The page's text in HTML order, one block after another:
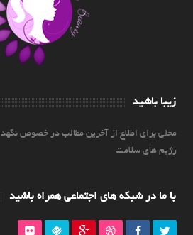
زیبا باشید
محلی برای اطلاع از آخرین مطالب در خصوص
رژیم های سلامت
با ما در شبکه های اجتماعی همراه باشید